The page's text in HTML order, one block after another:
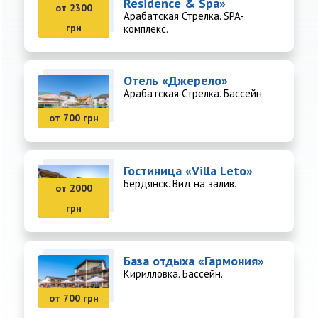
«Запорожец» и «Премьер». Рядом с луна-
парком «Адреналин-Шоу» и ночными клубами
«Пеликан» и «Галактика» расположены
отдыха в начале косы Пересыпь, а также в
центре Кирилловки.
от 2300
грн
Residence & Spa»
Арабатская Стрелка. SPA-
комплекс.
от 700 грн
Отель «Джерело»
Арабатская Стрелка. Бассейн.
от 2000
грн
Гостиница «Villa Leto»
Бердянск. Вид на залив.
от 700 грн
База отдыха «Гармония»
Кирилловка. Бассейн.